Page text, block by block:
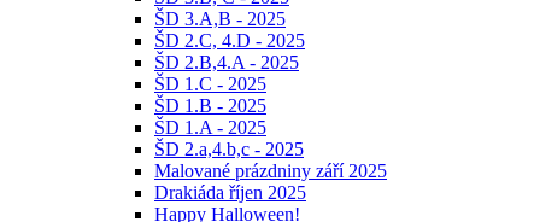
ŠD 3.A,B - 2025
ŠD 2.C, 4.D - 2025
ŠD 2.B,4.A - 2025
ŠD 1.C - 2025
ŠD 1.B - 2025
ŠD 1.A - 2025
ŠD 2.a,4.b,c - 2025
Malované prázdniny září 2025
Drakiáda říjen 2025
Happy Halloween!